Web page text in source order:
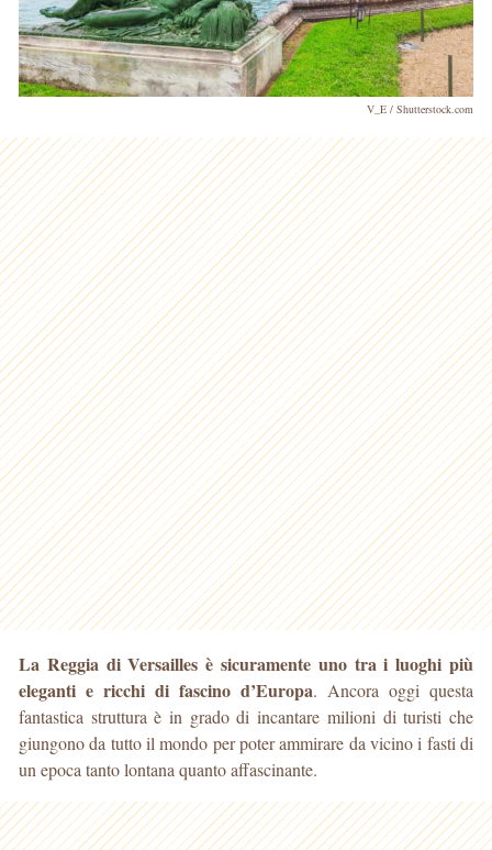
V_E / Shutterstock.com
La Reggia di Versailles è sicuramente uno tra i luoghi più
eleganti e ricchi di fascino d’Europa. Ancora oggi questa
fantastica struttura è in grado di incantare milioni di turisti che
giungono da tutto il mondo per poter ammirare da vicino i fasti di
un epoca tanto lontana quanto affascinante.